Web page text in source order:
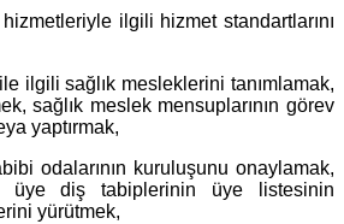
hizmetleriyle ilgili hizmet standartlarını
ilgili sağlık mesleklerini tanımlamak,
sağlık meslek mensuplarının görev
yaptırmak,
odalarının kuruluşunu onaylamak,
üye diş tabiplerinin üye listesinin
yürütmek,